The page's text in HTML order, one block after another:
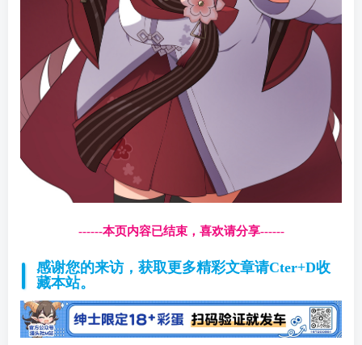
------本页内容已结束，喜欢请分享------
感谢您的来访，获取更多精彩文章请Cter+D收
藏本站。